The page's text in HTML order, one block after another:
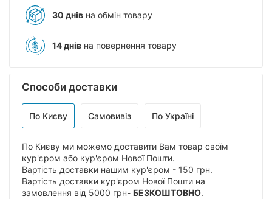
30 днів на обмін товару
14 днів на повернення товару
Способи доставки
По Києву Самовивіз По Україні
По Києву ми можемо доставити Вам товар своїм
кур'єром або кур'єром Нової Пошти.
Вартість доставки нашим кур'єром - 150 грн.
Вартість доставки кур'єром Нової Пошти на
замовлення від 5000 грн- БЕЗКОШТОВНО.